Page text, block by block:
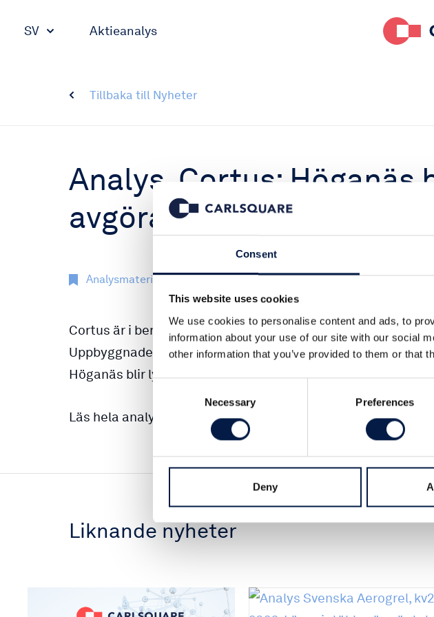
Consent
This website uses cookies
We use cookies to personalise content and ads, to
information about your use of our site with our social
other information that you’ve provided to them or that
Necessary Preferences
Deny
SV Aktieanalys
Tillbaka till Nyheter
Analys, Cortus: Höganäs
avgörande
Analysmaterial 9 nov 2017
Cortus är i beroende av en storskalig referensanläggning
Uppbyggnaden av en sådan anlägg-ning i Höganäs löper på
Höganäs blir lyckosamt kan det gå fort, men risken är hög.
Läs hela analysen
Liknande nyheter